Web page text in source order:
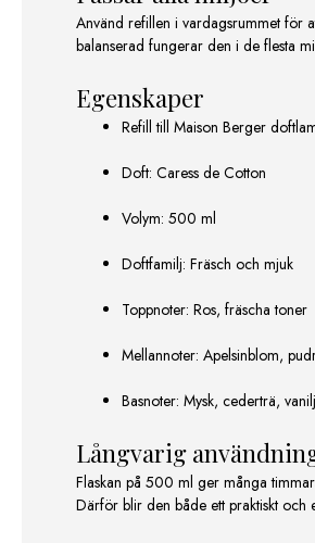
Använd refillen i vardagsrummet för
balanserad fungerar den i de flesta
Egenskaper
Refill till Maison Berger
Doft: Caress de Cotton
Volym: 500 ml
Doftfamilj: Fräsch och mjuk
Toppnoter: Ros, fräscha toner
Mellannoter: Apelsinblom,
Basnoter: Mysk, cederträ, vanilj
Långvarig
Flaskan på 500 ml ger många
Därför blir den både ett praktiskt och